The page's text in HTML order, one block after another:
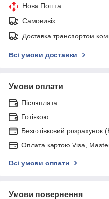
Нова Пошта
Самовивіз
Доставка транспортом
Всі умови доставки
Умови оплати
Післяплата
Готівкою
Безготівковий
Оплата картою Visa,
Всі умови оплати
Умови повернення